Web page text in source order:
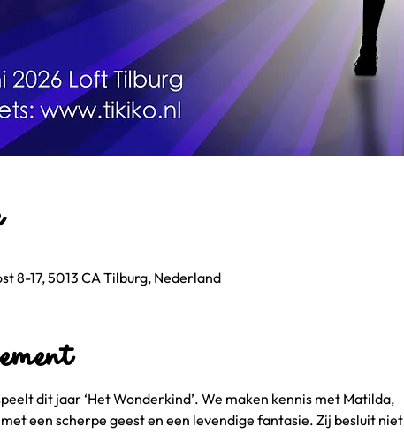
8-17, 5013 CA Tilburg, Nederland
dit jaar ‘Het Wonderkind’. We maken kennis met Matilda,
een scherpe geest en een levendige fantasie. Zij besluit niet